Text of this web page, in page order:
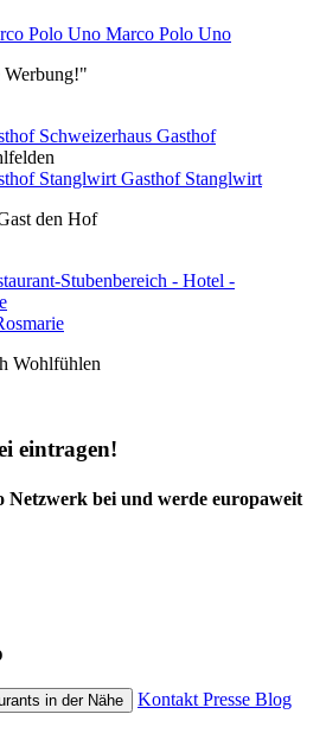
Marco Polo Uno
Werbung!"
Gasthof
Gasthof Stanglwirt
den Hof
Wohlfühlen
eintragen!
bei und werde europaweit
in der Nähe Kontakt Presse Blog